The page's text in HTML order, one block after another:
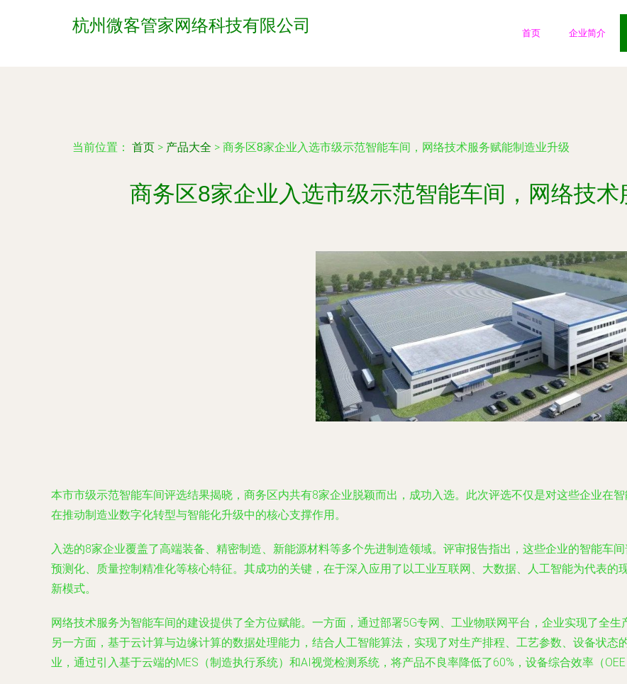
杭州微客管家网络科技有限公司 首页 企业简介
当前位置： 首页 > 产品大全 > 商务区8家企业入选市级示范智能车间，网络技术服务赋能制造业升级
商务区8家企业入选市级示范智能车间，网络技
本市市级示范智能车间评选结果揭晓，商务区内共有8家企业脱颖而出，成功入选。此次评选不仅是对这些企业在
在推动制造业数字化转型与智能化升级中的核心支撑作用。
入选的8家企业覆盖了高端装备、精密制造、新能源材料等多个先进制造领域。评审报告指出，这些企业的智能车
预测化、质量控制精准化等核心特征。其成功的关键，在于深入应用了以工业互联网、大数据、人工智能为代表
新模式。
网络技术服务为智能车间的建设提供了全方位赋能。一方面，通过部署5G专网、工业物联网平台，企业实现了全生
另一方面，基于云计算与边缘计算的数据处理能力，结合人工智能算法，实现了对生产排程、工艺参数、设备状
业，通过引入基于云端的MES（制造执行系统）和AI视觉检测系统，将产品不良率降低了60%，设备综合效率（OEE